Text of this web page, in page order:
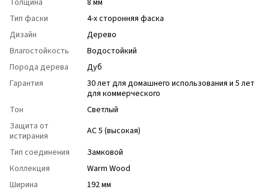
Толщина
8 мм
Тип фаски
4-х сторонняя фаска
Дизайн
Дерево
Влагостойкость
Водостойкий
Порода дерева
Дуб
Гарантия
30 лет для домашнего использования и 5 лет
для коммерческого
Тон
Светлый
Защита от
истирания
АС 5 (высокая)
Тип соединения
Замковой
Коллекция
Warm Wood
Ширина
192 мм